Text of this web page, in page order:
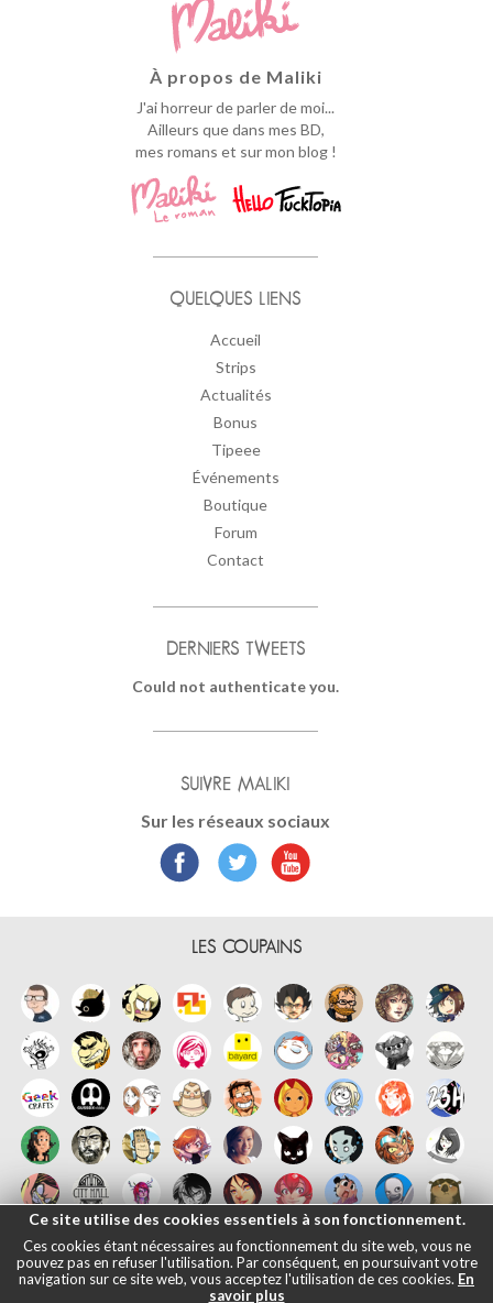
À propos de Maliki
J'ai horreur de parler de moi...
Ailleurs que dans mes BD,
mes romans et sur mon blog !
QUELQUES LIENS
Accueil
Strips
Actualités
Bonus
Tipeee
Événements
Boutique
Forum
Contact
DERNIERS TWEETS
Could not authenticate you.
SUIVRE MALIKI
Sur les réseaux sociaux
LES COUPAINS
Ce site utilise des cookies essentiels à son fonctionnement.
Ces cookies étant nécessaires au fonctionnement du site web, vous ne
pouvez pas en refuser l'utilisation. Par conséquent, en poursuivant votre
navigation sur ce site web, vous acceptez l'utilisation de ces cookies. En
savoir plus